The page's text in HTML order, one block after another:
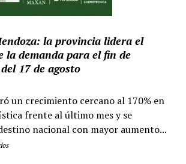
la provincia lidera el
la demanda para el fin de
17 de agosto
un crecimiento cercano al 170% en
frente al último mes y se
nacional con mayor aumento...